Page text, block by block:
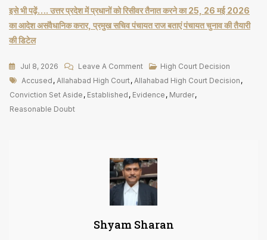
इसे भी पढ़ें…. उत्तर प्रदेश में प्रधानों को रिसीवर तैनात करने का 25, 26 मई 2026
का आदेश असंवैधानिक करार, प्रमुख सचिव पंचायत राज बताएं पंचायत चुनाव की तैयारी
की डिटेल
Jul 8, 2026 Leave A CommentOn
Evidence
उचित
नहीं
तो
का
लाभ
High Court Decision
Tags
Accused , Allahabad High Court, Allahabad High Court Decision ,
Conviction Set Aside , Established , Evidence , Murder,
Reasonable Doubt
Shyam Sharan